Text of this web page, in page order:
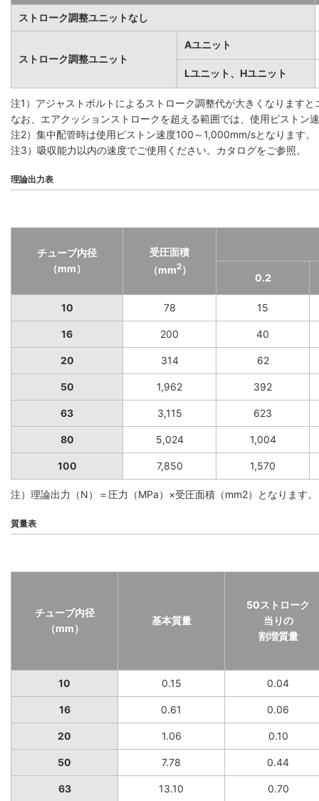
ストローク調整ユニットなし
ストローク調整ユニット
Aユニット
Lユニット、Hユニット
注1）アジャストボルトによるストローク調整代が大きくなります
なお、エアクッションストロークを超える範囲では、使用ピストン
注2）集中配管時は使用ピストン速度100～1,000mm/sとなります。
注3）吸収能力以内の速度でご使用ください。カタログをご参照。
理論出力表
チューブ内径
（mm）
受圧面積
（mm2）
0.2
10 78 15
16 200 40
20 314 62
50 1,962 392
63 3,115 623
80 5,024 1,004
100 7,850 1,570
注）理論出力（N）＝圧力（MPa）×受圧面積（mm2）となります。
質量表
チューブ内径
（mm）
基本質量
50ストローク
当りの
割増質量
10 0.15 0.04
16 0.61 0.06
20 1.06 0.10
50 7.78 0.44
63 13.10 0.70